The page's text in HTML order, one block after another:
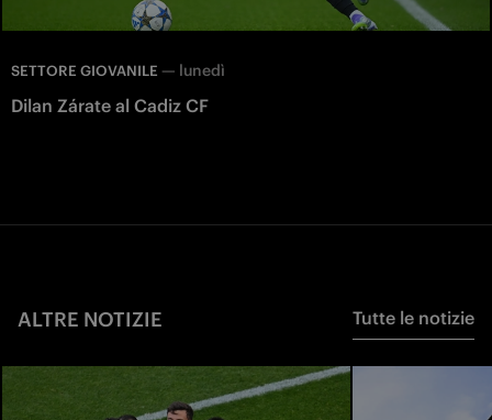
SETTORE GIOVANILE — lunedì
Dilan Zárate al Cadiz CF
ALTRE NOTIZIE Tutte le notizie